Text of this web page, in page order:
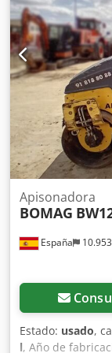
compactador se
trabajo,
apisonamiento
medianas, en
de transporte
El rodillo
de 15.990 kg. y
de tambor:
Capacidad de
España
Apisonadora
BOMAG
Estado: usado,
l, Año de